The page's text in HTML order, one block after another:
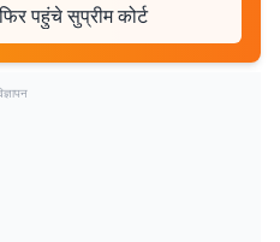
पहुंचे सुप्रीम कोर्ट